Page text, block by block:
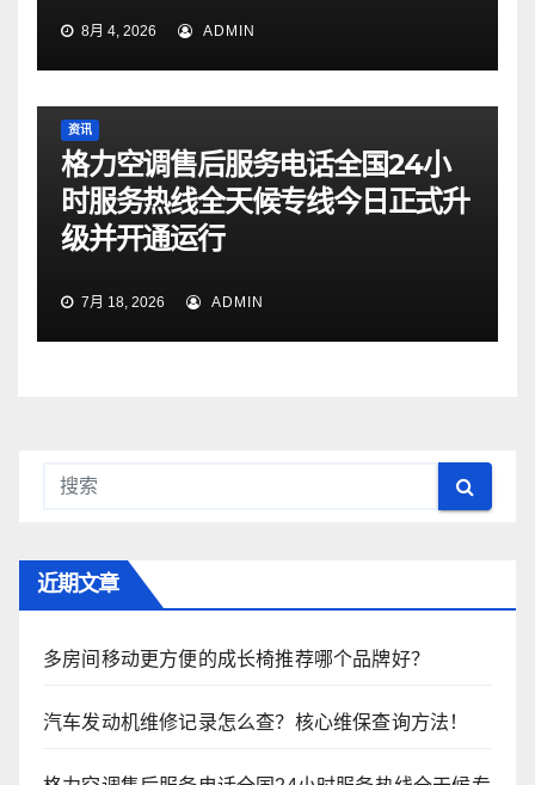
8月 4, 2026 ADMIN
资讯
格力空调售后服务电话全国24小
时服务热线全天候专线今日正式升
级并开通运行
7月 18, 2026 ADMIN
近期文章
多房间移动更方便的成长椅推荐哪个品牌好？
汽车发动机维修记录怎么查？核心维保查询方法！